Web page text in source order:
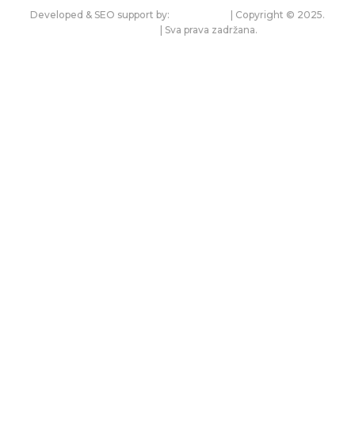
Developed & SEO support by:
| Copyright © 2025.
| Sva prava zadržana.